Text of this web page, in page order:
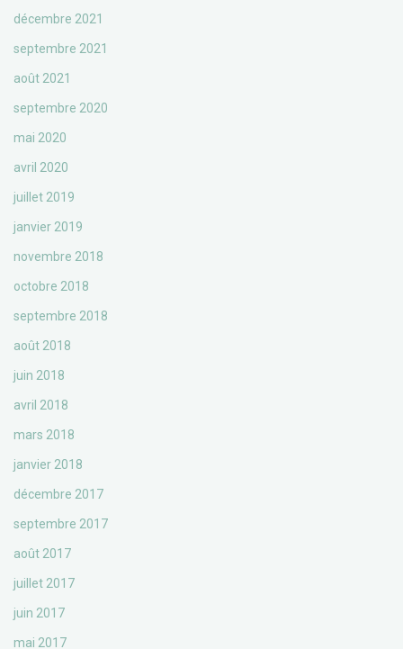
décembre 2021
septembre 2021
août 2021
septembre 2020
mai 2020
avril 2020
juillet 2019
janvier 2019
novembre 2018
octobre 2018
septembre 2018
août 2018
juin 2018
avril 2018
mars 2018
janvier 2018
décembre 2017
septembre 2017
août 2017
juillet 2017
juin 2017
mai 2017